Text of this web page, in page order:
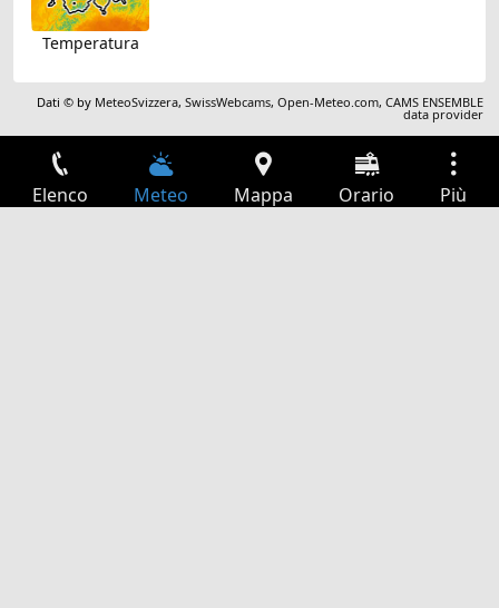
Temperatura
Dati © by MeteoSvizzera,SwissWebcams,Open-Meteo.com,CAMS ENSEMBLE
data provider
Elenco Meteo Mappa Orario Più